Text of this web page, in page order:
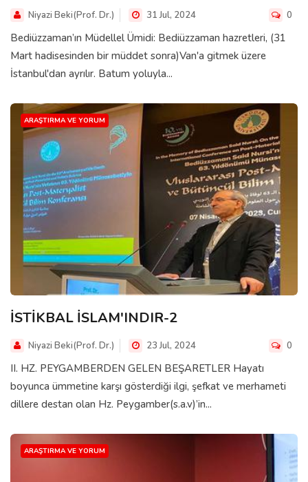
Niyazi Beki(Prof. Dr.) 31 Jul, 2024 0
Bediüzzaman’ın Müdellel Ümidi: Bediüzzaman hazretleri, (31
Mart hadisesinden bir müddet sonra)Van'a gitmek üzere
İstanbul'dan ayrılır. Batum yoluyla...
ARAŞTIRMA VE YORUM
İSTİKBAL İSLAM'INDIR-2
Niyazi Beki(Prof. Dr.) 23 Jul, 2024 0
II. HZ. PEYGAMBERDEN GELEN BEŞARETLER Hayatı
boyunca ümmetine karşı gösterdiği ilgi, şefkat ve merhameti
dillere destan olan Hz. Peygamber(s.a.v)’in...
ARAŞTIRMA VE YORUM